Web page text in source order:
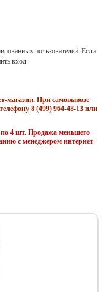
пользователей. Если
вход.
магазин. При самовывозе
8 (499) 964-48-13 или
4 шт. Продажа меньшего
с менеджером интернет-